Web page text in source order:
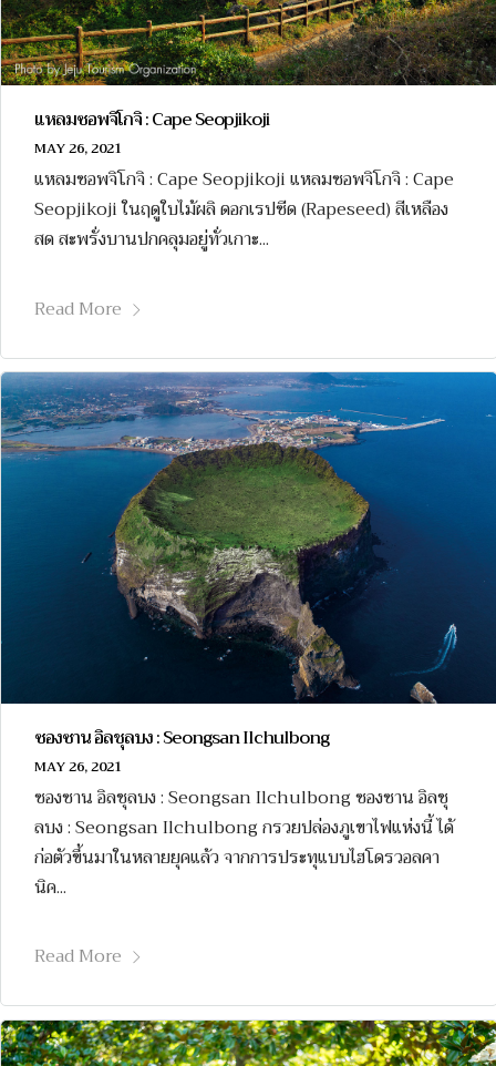
แหลมซอพจิโกจิ : Cape Seopjikoji
MAY 26, 2021
แหลมซอพจิโกจิ : Cape Seopjikoji แหลมซอพจิโกจิ : Cape
Seopjikoji ในฤดูใบไม้ผลิ ดอกเรปซีด (Rapeseed) สีเหลือง
สด สะพรั่งบานปกคลุมอยู่ทั่วเกาะ...
Read More
ซองซาน อิลชุลบง : Seongsan Ilchulbong
MAY 26, 2021
ซองซาน อิลชุลบง : Seongsan Ilchulbong ซองซาน อิลชุ
ลบง : Seongsan Ilchulbong กรวยปล่องภูเขาไฟแห่งนี้ ได้
ก่อตัวขึ้นมาในหลายยุคแล้ว จากการประทุแบบไฮโดรวอลคา
นิค...
Read More